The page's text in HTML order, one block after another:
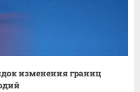
изменения границ